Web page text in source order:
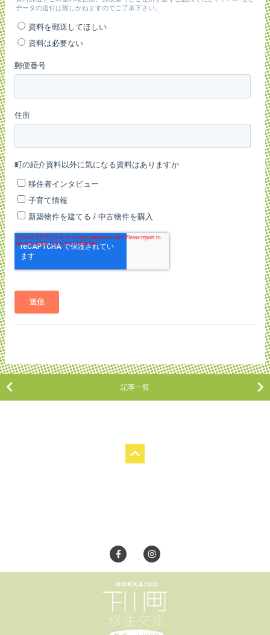
記事一覧
